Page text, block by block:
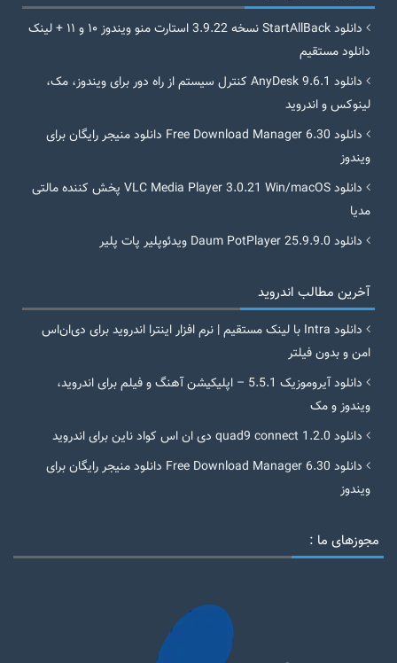
دانلود StartAllBack نسخه 3.9.22 استارت منو ویندوز ۱۰ و ۱۱ + لینک
دانلود مستقیم
دانلود AnyDesk 9.6.1 کنترل سیستم از راه دور برای ویندوز، مک،
لینوکس و اندروید
دانلود Free Download Manager 6.30 دانلود منیجر رایگان برای
ویندوز
دانلود VLC Media Player 3.0.21 Win/macOS پخش کننده مالتی
مدیا
دانلود Daum PotPlayer 25.9.9.0 ویدئوپلیر پات پلیر
آخرین مطالب اندروید
دانلود Intra با لینک مستقیم | نرم افزار اینترا اندروید برای دی‌ان‌اس
امن و بدون فیلتر
دانلود آیروموزیک 5.5.1 – اپلیکیشن آهنگ و فیلم برای اندروید،
ویندوز و مک
دانلود quad9 connect 1.2.0 دی ان اس کواد ناین برای اندروید
دانلود Free Download Manager 6.30 دانلود منیجر رایگان برای
ویندوز
مجوزهای ما :